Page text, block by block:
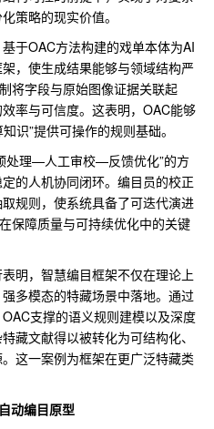
策略的现实价值。
于OAC方法构建的戏单本体为AI
，使生成结果能够与领域结构严
将字段与原始图像证据关联起
率与可信度。这表明，OAC能够
识”提供可操作的规则基础。
处理—人工审校—反馈优化”的方
的人机协同闭环。编目员的校正
规则，使系统具备了可迭代演进
保障质量与可持续优化中的关键
明，智慧编目框架不仅在理论上
多模态的特藏场景中落地。通过
支撑的语义规则建模以及深度
藏文献得以被转化为可结构化、
这一案例为框架在更广泛特藏类
动编目原型